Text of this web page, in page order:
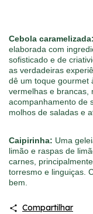
Cebola caramelizada:
elaborada com
sofisticado e de
as verdadeiras
dê um toque gourmet
vermelhas e brancas,
acompanhamento de
molhos de saladas e
Caipirinha: Uma
limão e raspas de
carnes,
torresmo e linguiças.
bem.
Compartilhar